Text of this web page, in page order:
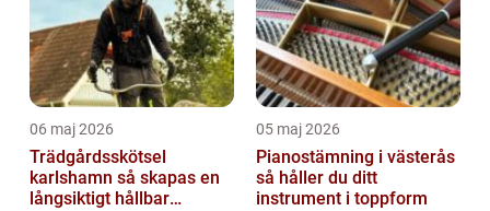
06 maj 2026
Trädgårdsskötsel
karlshamn så skapas en
långsiktigt hållbar
05 maj 2026
Pianostämning i västerås
så håller du ditt
instrument i toppform